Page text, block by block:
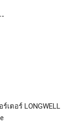
เตอร์ LONGWELL